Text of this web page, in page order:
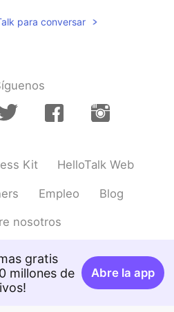
para conversar
Kit HelloTalk Web
Empleo Blog
nosotros
gratis
millones de
Abre la app